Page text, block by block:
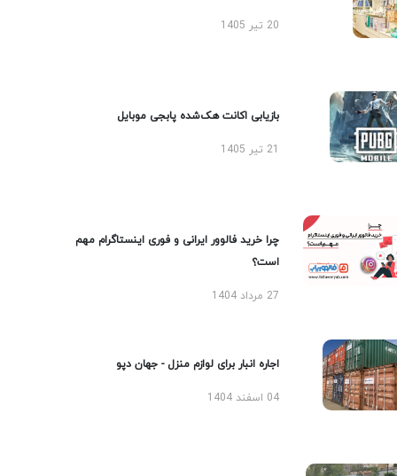
20 تیر 1405
بازیابی اکانت هک‌شده پابجی موبایل
چرا خرید فالوور ایرانی و فوری اینستاگرام مهم
است؟
27 مرداد 1404
اجاره انبار برای لوازم منزل - جهان دپو
04 اسفند 1404